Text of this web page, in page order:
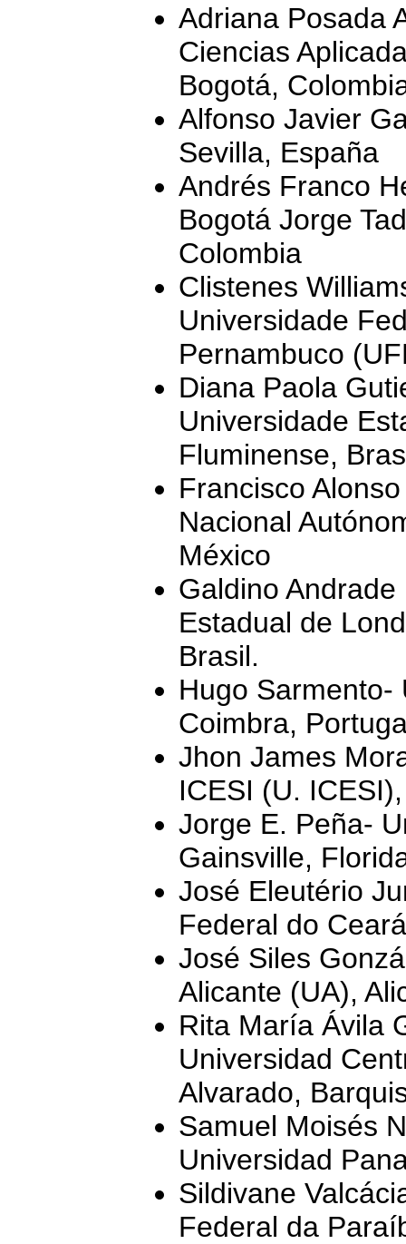
Adriana Posada
Ciencias
Bogotá,
Alfonso Javier
Sevilla, España
Andrés Franco
Bogotá Jorge
Colombia
Clistenes
Universidade
Pernambuco
Diana Paola
Universidade
Fluminense,
Francisco
Nacional
México
Galdino
Estadual de
Brasil.
Hugo Sarmento-
Coimbra,
Jhon James
ICESI (U.
Jorge E. Peña-
Gainsville,
José Eleutério
Federal do
José Siles
Alicante (UA),
Rita María Ávila
Universidad
Alvarado,
Samuel Moisés
Universidad
Sildivane
Federal da